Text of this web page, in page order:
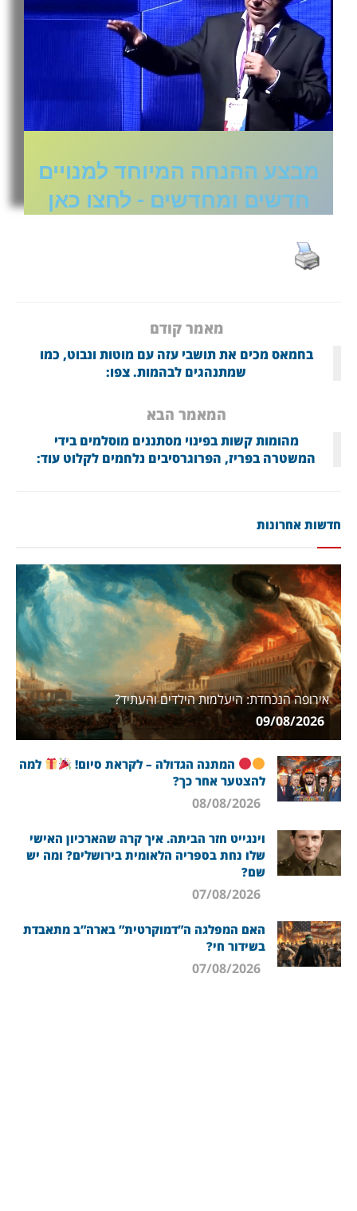
מבצע ההנחה המיוחד למנויים
חדשים ומחדשים - לחצו כאן
מאמר קודם
בחמאס מכים את תושבי עזה עם מוטות ונבוט, כמו
שמתנהגים לבהמות. צפו:
המאמר הבא
מהומות קשות בפינוי מסתננים מוסלמים בידי
המשטרה בפריז, הפרוגרסיבים נלחמים לקלוט עוד:
חדשות אחרונות
אירופה הנכחדת: היעלמות הילדים והעתיד?
המתנה הגדולה – לקראת סיום!
למה
להצטער אחר כך?
וינגייט חזר הביתה. איך קרה שהארכיון האישי
שלו נחת בספריה הלאומית בירושלים? ומה יש
שם?
האם המפלגה ה”דמוקרטית” בארה”ב מתאבדת
בשידור חי?